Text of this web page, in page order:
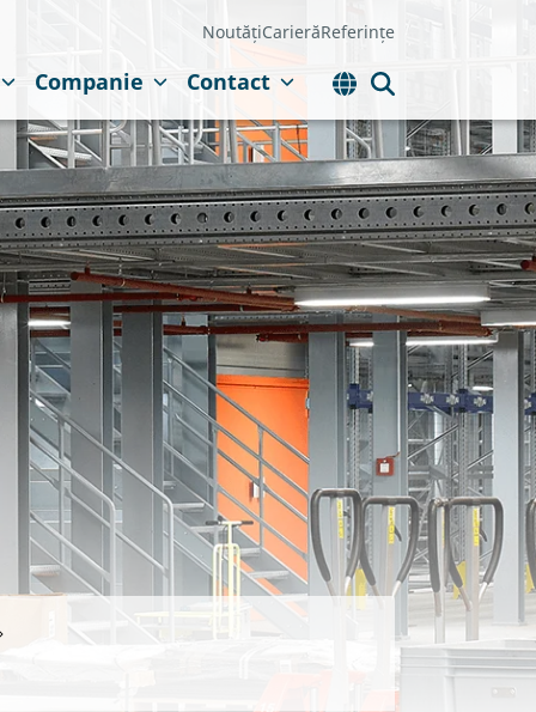
NoutățiCarierăReferințe
Companie Contact